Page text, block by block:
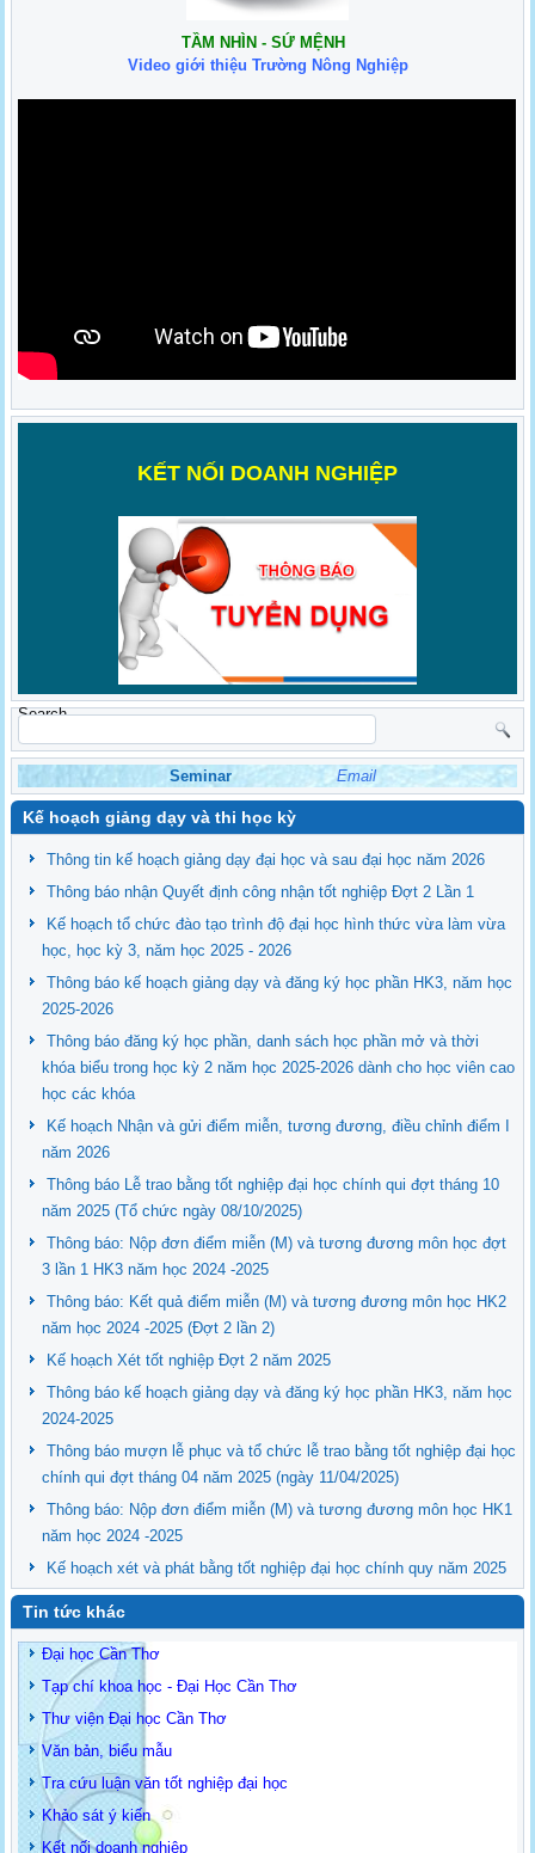
TẦM NHÌN - SỨ MỆNH
Video giới thiệu Trường Nông Nghiệp
KẾT NỐI DOANH NGHIỆP
Search
Seminar Email
Kế hoạch giảng dạy và thi học kỳ
Thông tin kế hoạch giảng dạy đại học và sau đại học năm 2026
Thông báo nhận Quyết định công nhận tốt nghiệp Đợt 2 Lần 1
Kế hoạch tổ chức đào tạo trình độ đại học hình thức vừa làm vừa
học, học kỳ 3, năm học 2025 - 2026
Thông báo kế hoạch giảng dạy và đăng ký học phần HK3, năm học
2025-2026
Thông báo đăng ký học phần, danh sách học phần mở và thời
khóa biểu trong học kỳ 2 năm học 2025-2026 dành cho học viên cao
học các khóa
Kế hoạch Nhận và gửi điểm miễn, tương đương, điều chỉnh điểm I
năm 2026
Thông báo Lễ trao bằng tốt nghiệp đại học chính qui đợt tháng 10
năm 2025 (Tổ chức ngày 08/10/2025)
Thông báo: Nộp đơn điểm miễn (M) và tương đương môn học đợt
3 lần 1 HK3 năm học 2024 -2025
Thông báo: Kết quả điểm miễn (M) và tương đương môn học HK2
năm học 2024 -2025 (Đợt 2 lần 2)
Kế hoạch Xét tốt nghiệp Đợt 2 năm 2025
Thông báo kế hoạch giảng dạy và đăng ký học phần HK3, năm học
2024-2025
Thông báo mượn lễ phục và tổ chức lễ trao bằng tốt nghiệp đại học
chính qui đợt tháng 04 năm 2025 (ngày 11/04/2025)
Thông báo: Nộp đơn điểm miễn (M) và tương đương môn học HK1
năm học 2024 -2025
Kế hoạch xét và phát bằng tốt nghiệp đại học chính quy năm 2025
Tin tức khác
Đại học Cần Thơ
Tạp chí khoa học - Đại Học Cần Thơ
Thư viện Đại học Cần Thơ
Văn bản, biểu mẫu
Tra cứu luận văn tốt nghiệp đại học
Khảo sát ý kiến
Kết nối doanh nghiệp